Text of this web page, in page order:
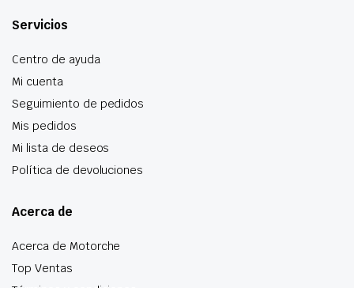
Servicios
Centro de ayuda
Mi cuenta
Seguimiento de pedidos
Mis pedidos
Mi lista de deseos
Política de devoluciones
Acerca de
Acerca de Motorche
Top Ventas